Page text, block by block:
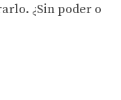
¿Sin poder o